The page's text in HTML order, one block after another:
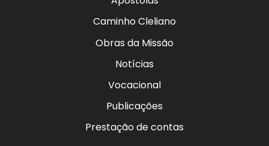
Caminho Cleliano
Obras da Missão
Notícias
Vocacional
Publicações
Prestação de contas